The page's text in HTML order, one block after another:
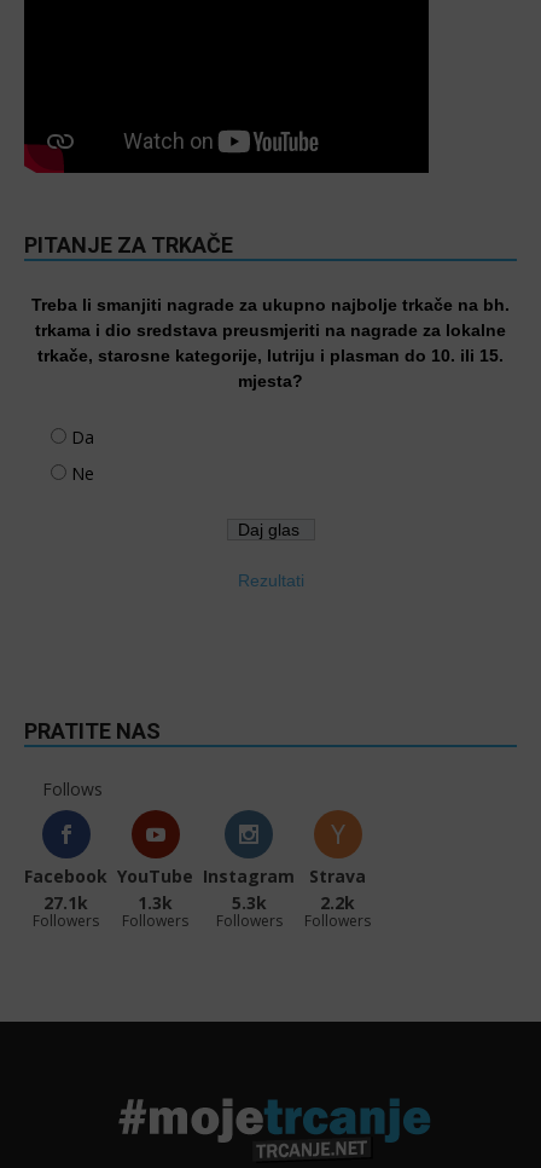
PITANJE ZA TRKAČE
Treba li smanjiti nagrade za ukupno najbolje trkače na bh.
trkama i dio sredstava preusmjeriti na nagrade za lokalne
trkače, starosne kategorije, lutriju i plasman do 10. ili 15.
mjesta?
Da
Ne
Rezultati
PRATITE NAS
Follows
Facebook
27.1k
Followers
YouTube
1.3k
Followers
Instagram
5.3k
Followers
Strava
2.2k
Followers